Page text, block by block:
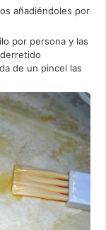
añadiéndoles por
por persona y las
de un pincel las